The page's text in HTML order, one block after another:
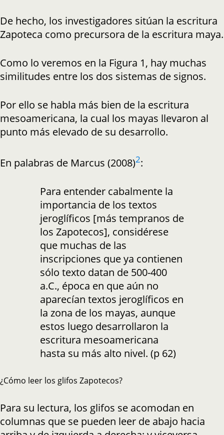
De hecho, los investigadores sitúan la escritura
Zapoteca como precursora de la escritura maya.
Como lo veremos en la Figura 1, hay muchas
similitudes entre los dos sistemas de signos.
Por ello se habla más bien de la escritura
mesoamericana, la cual los mayas llevaron al
punto más elevado de su desarrollo.
En palabras de Marcus (2008)2:
Para entender cabalmente la
importancia de los textos
jeroglíficos [más tempranos de
los Zapotecos], considérese
que muchas de las
inscripciones que ya contienen
sólo texto datan de 500-400
a.C., época en que aún no
aparecían textos jeroglíficos en
la zona de los mayas, aunque
estos luego desarrollaron la
escritura mesoamericana
hasta su más alto nivel. (p 62)
¿Cómo leer los glifos Zapotecos?
Para su lectura, los glifos se acomodan en
columnas que se pueden leer de abajo hacia